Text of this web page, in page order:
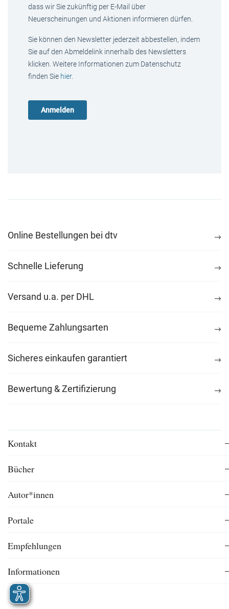
dass wir Sie zukünftig per E-Mail über
Neuerscheinungen und Aktionen informieren dürfen.
Sie können den Newsletter jederzeit abbestellen, indem
Sie auf den Abmeldelink innerhalb des Newsletters
klicken. Weitere Informationen zum Datenschutz
finden Sie hier.
Online Bestellungen bei dtv
Schnelle Lieferung
Versand u.a. per DHL
Bequeme Zahlungsarten
Sicheres einkaufen garantiert
Bewertung & Zertifizierung
Kontakt
Bücher
Autor*innen
Portale
Empfehlungen
Informationen